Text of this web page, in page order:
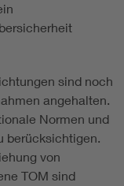
sind noch
angehalten.
Normen und
berücksichtigen.
von
TOM sind